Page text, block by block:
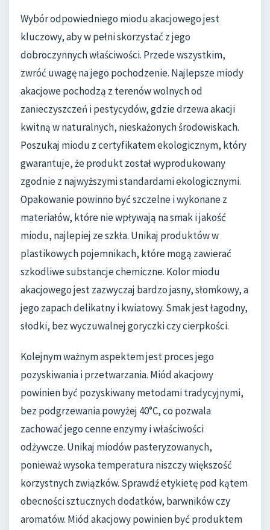
Wybór odpowiedniego miodu akacjowego jest
kluczowy, aby w pełni skorzystać z jego
dobroczynnych właściwości. Przede wszystkim,
zwróć uwagę na jego pochodzenie. Najlepsze miody
akacjowe pochodzą z terenów wolnych od
zanieczyszczeń i pestycydów, gdzie drzewa akacji
kwitną w naturalnych, nieskażonych środowiskach.
Poszukaj miodu z certyfikatem ekologicznym, który
gwarantuje, że produkt został wyprodukowany
zgodnie z najwyższymi standardami ekologicznymi.
Opakowanie powinno być szczelne i wykonane z
materiałów, które nie wpływają na smak i jakość
miodu, najlepiej ze szkła. Unikaj produktów w
plastikowych pojemnikach, które mogą zawierać
szkodliwe substancje chemiczne. Kolor miodu
akacjowego jest zazwyczaj bardzo jasny, słomkowy, a
jego zapach delikatny i kwiatowy. Smak jest łagodny,
słodki, bez wyczuwalnej goryczki czy cierpkości.
Kolejnym ważnym aspektem jest proces jego
pozyskiwania i przetwarzania. Miód akacjowy
powinien być pozyskiwany metodami tradycyjnymi,
bez podgrzewania powyżej 40°C, co pozwala
zachować jego cenne enzymy i właściwości
odżywcze. Unikaj miodów pasteryzowanych,
ponieważ wysoka temperatura niszczy większość
korzystnych związków. Sprawdź etykietę pod kątem
obecności sztucznych dodatków, barwników czy
aromatów. Miód akacjowy powinien być produktem